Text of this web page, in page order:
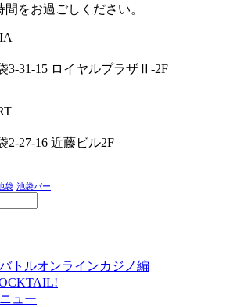
をお過ごしください。
3-31-15 ロイヤルプラザⅡ-2F
2-27-16 近藤ビル2F
袋 池袋バー
トルオンラインカジノ編
ュー